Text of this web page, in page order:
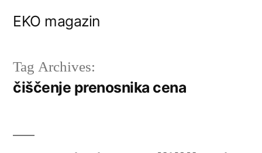
EKO magazin
Tag Archives:
čiščenje prenosnika cena